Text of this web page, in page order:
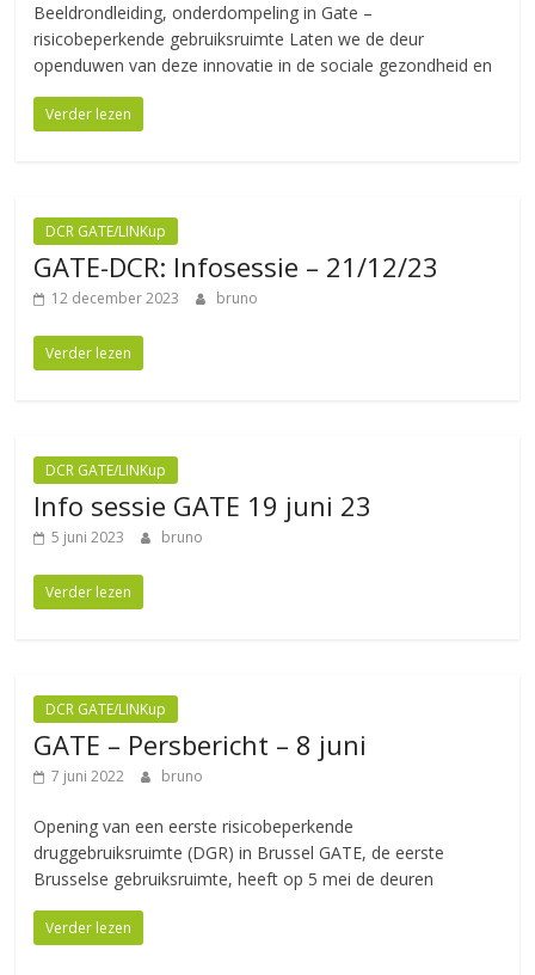
Beeldrondleiding, onderdompeling in Gate –
risicobeperkende gebruiksruimte Laten we de deur
openduwen van deze innovatie in de sociale gezondheid en
Verder lezen
DCR GATE/LINKup
GATE-DCR: Infosessie – 21/12/23
12 december 2023 bruno
Verder lezen
DCR GATE/LINKup
Info sessie GATE 19 juni 23
5 juni 2023 bruno
Verder lezen
DCR GATE/LINKup
GATE – Persbericht – 8 juni
7 juni 2022 bruno
Opening van een eerste risicobeperkende
druggebruiksruimte (DGR) in Brussel GATE, de eerste
Brusselse gebruiksruimte, heeft op 5 mei de deuren
Verder lezen